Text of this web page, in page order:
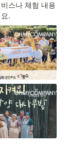
스나 체험 내용
.